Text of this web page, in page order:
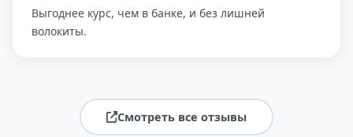
Выгоднее курс, чем в банке, и без лишней
волокиты.
Смотреть все отзывы